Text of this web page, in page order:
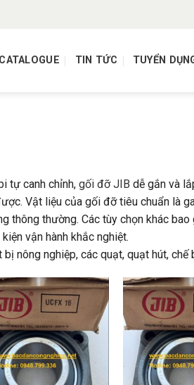
CATALOGUE TIN TỨC TUYỂN
tự canh chỉnh, gối đỡ JIB dễ gắn và
Vật liệu của gối đỡ tiêu chuẩn là
thông thường. Các tùy chọn khác
vận hành khắc nghiệt.
nông nghiệp, các quạt, quạt hút,